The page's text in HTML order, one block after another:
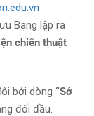
Bang lập ra
chiến thuật
bởi dòng “Sở
đối đầu.